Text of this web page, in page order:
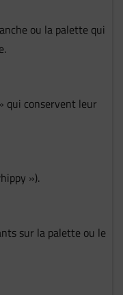
ou la palette qui
qui conservent leur
»).
sur la palette ou le